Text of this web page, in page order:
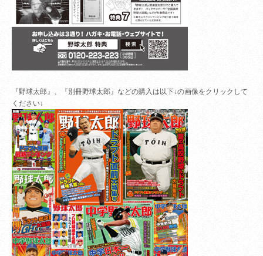
『野球太郎』、『別冊野球太郎』などの購入は以下↓の画像をクリックして
ください↓